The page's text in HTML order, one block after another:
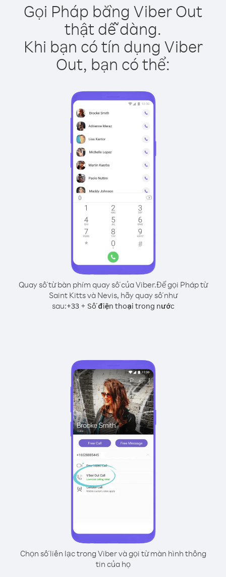
Gọi Pháp bằng Viber Out
thật dễ dàng.
Khi bạn có tín dụng Viber
Out, bạn có thể:
Quay số từ bàn phím quay số của Viber.Để gọi Pháp từ
Saint Kitts và Nevis, hãy quay số như
sau:+33+ Số điện thoại trong nước
Chọn số liên lạc trong Viber và gọi từ màn hình thông
tin của họ